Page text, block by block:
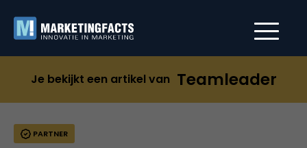
Je bekijkt een artikel van Teamleader
PARTNER